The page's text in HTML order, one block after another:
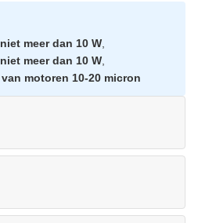
meer dan 10 W
meer dan 10 W
motoren 10-20 micron